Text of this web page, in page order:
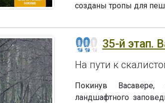
созданы тропы для
35-й этап.
На пути к
Покинув Васавере,
ландшафтного